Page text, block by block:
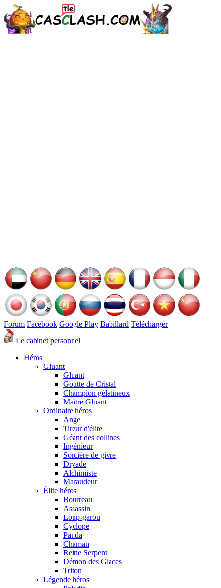
Forum Facebook Google Play Babillard Télécharger
Le cabinet personnel
Héros
Gluant
Gluant
Goutte de Cristal
Champion gélatineux
Maître Gluant
Ordinaire héros
Ange
Tireur d'élite
Géant des collines
Ingénieur
Sorcière de givre
Dryade
Alchimiste
Maraudeur
Élite héros
Bourreau
Assassin
Loup-garou
Cyclope
Panda
Chaman
Reine Serpent
Démon des Glaces
Triton
Légende héros